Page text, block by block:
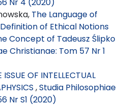
The Language of
of Ethical Notions
Concept of Tadeusz Ślipko
Christianae: Tom 57 Nr 1
ISSUE OF INTELLECTUAL
,Studia Philosophiae
Nr S1 (2020)